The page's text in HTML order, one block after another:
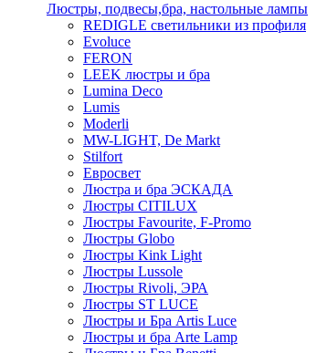
Люстры, подвесы,бра, настольные лампы
REDIGLE светильники из профиля
Evoluce
FERON
LEEK люстры и бра
Lumina Deco
Lumis
Moderli
MW-LIGHT, De Markt
Stilfort
Евросвет
Люстра и бра ЭСКАДА
Люстры CITILUX
Люстры Favourite, F-Promo
Люстры Globo
Люстры Kink Light
Люстры Lussole
Люстры Rivoli, ЭРА
Люстры ST LUCE
Люстры и Бра Artis Luce
Люстры и бра Arte Lamp